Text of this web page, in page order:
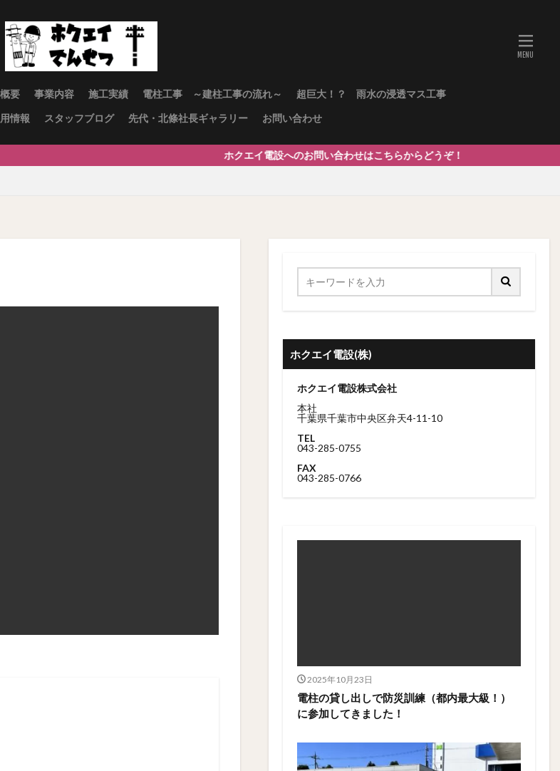
要 事業内容 施工実績 電柱工事 ～建柱工事の流れ～
超巨大！？ 雨水の浸透マス工事
情報 スタッフブログ 先代・北條社長ギャラリー お問い合わせ
ホクエイ電設へのお問い合わせはこちらからどうぞ！
ホクエイ電設(株)
ホクエイ電設株式会社
本社
千葉県千葉市中央区弁天4-11-10
TEL
043-285-0755
FAX
043-285-0766
2025年10月23日
電柱の貸し出しで防災訓練（都内最大級！）
に参加してきました！